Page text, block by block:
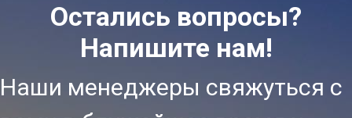
Остались вопросы?
Напишите нам!
Наши менеджеры свяжуться с